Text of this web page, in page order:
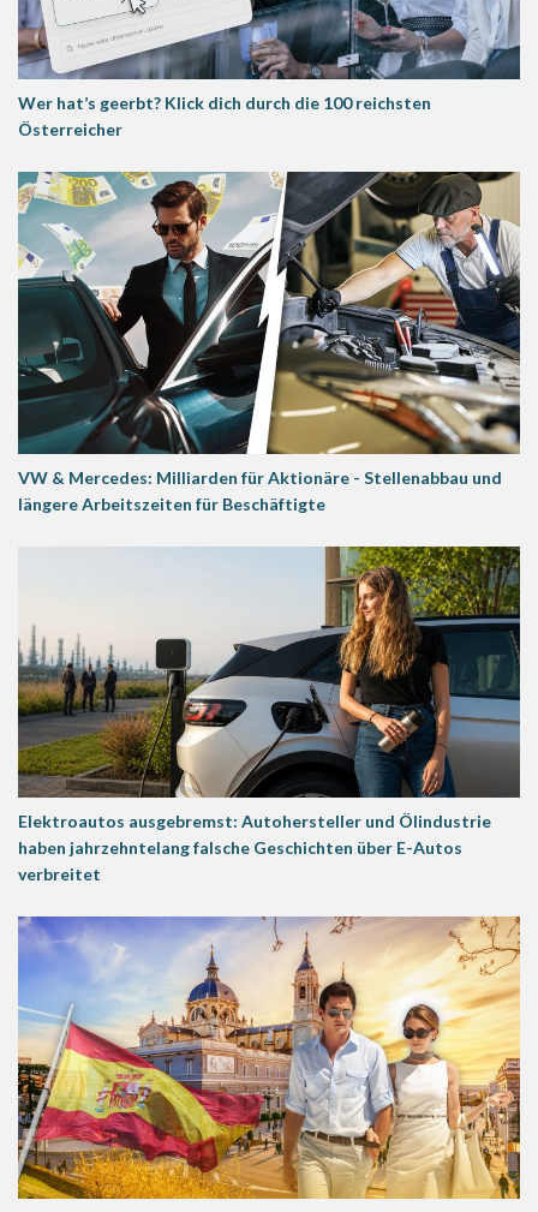
Wer hat’s geerbt? Klick dich durch die 100 reichsten
Österreicher
VW & Mercedes: Milliarden für Aktionäre - Stellenabbau und
längere Arbeitszeiten für Beschäftigte
Elektroautos ausgebremst: Autohersteller und Ölindustrie
haben jahrzehntelang falsche Geschichten über E-Autos
verbreitet